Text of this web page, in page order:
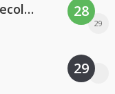
Hugel x Topic x Arash feat. Daecolm 28
29
29